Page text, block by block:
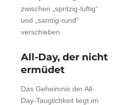
zwischen „spritzig-luftig“
und „samtig-rund“
verschieben.
All-Day, der nicht
ermüdet
Das Geheimnis der All-
Day-Tauglichkeit liegt im